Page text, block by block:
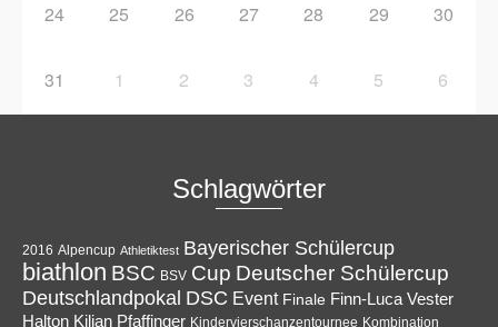
24 25 26 27 28 29 30
31 1 2 3 4 5 6
Schlagwörter
2016 Alpencup Athletiktest Bayerischer Schülercup
biathlon BSC BSV Cup Deutscher Schülercup
Deutschlandpokal DSC Event Finale Finn-Luca Vester
Halton Kilian Pfaffinger Kindervierschanzentournee Kombination